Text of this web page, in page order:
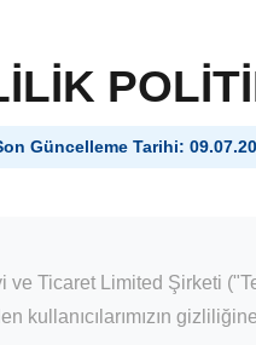
Güncelleme Tarihi:
ve Ticaret Limited Şirketi ("
kullanıcılarımızın